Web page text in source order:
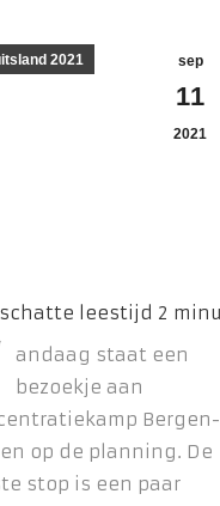
sep
11
2021
2021
andaag staat een
bezoekje aan
Bergen-
op de planning. De
stop is een paar